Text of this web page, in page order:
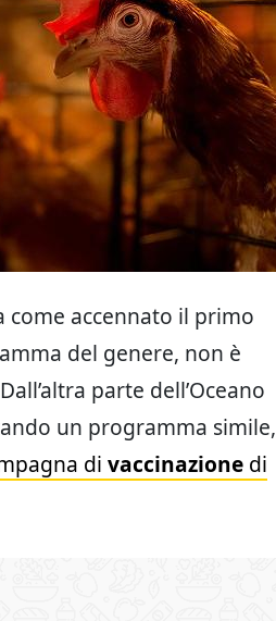
come accennato il primo
del genere, non è
parte dell’Oceano
un programma simile,
di vaccinazione di